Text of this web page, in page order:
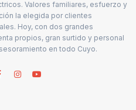
Valores familiares, esfuerzo y
la elegida por clientes
Hoy, con dos grandes
propios, gran surtido y personal
en todo Cuyo.